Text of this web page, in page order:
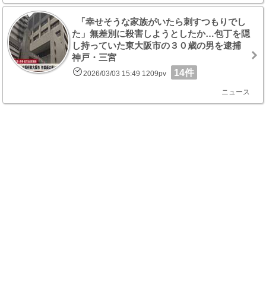
「幸せそうな家族がいたら刺すつもりでし
た」無差別に殺害しようとしたか…包丁を隠
し持っていた東大阪市の３０歳の男を逮捕
神戸・三宮
2026/03/03 15:49 1209pv 14件
ニュース